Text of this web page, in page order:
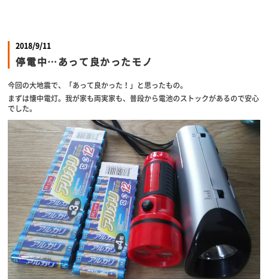
2018/9/11
停電中…あって良かったモノ
今回の大地震で、「あって良かった！」と思ったもの。
まずは懐中電灯。我が家も両実家も、普段から電池のストックがあるので安心
でした。